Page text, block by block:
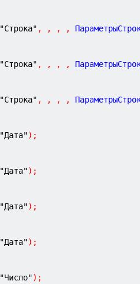
"Строка" , , , ,
"Строка" , , , ,
"Строка" , , , ,
"Дата") ;
"Дата") ;
"Дата") ;
"Дата") ;
"Число") ;